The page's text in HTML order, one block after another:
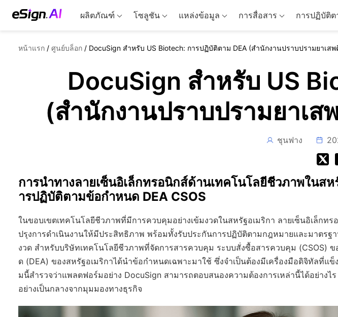
ผลิตภัณฑ์ โซลูชัน แหล่งข้อมูล การสื่อสาร การปฏิบัติ
หน้าแรก / ศูนย์บล็อก / DocuSign สำหรับ US Biotech: การปฏิบัติตาม DEA (สำนักงานปราบปรามยาเสพ
DocuSign สำหรับ US
(สำนักงานปราบปรามยาเส
ชุนฟาง
การนำทางลายเซ็นอิเล็กทรอนิกส์ด้านเทคโนโลยีชีวภาพในสห
ารปฏิบัติตามข้อกำหนด DEA CSOS
ในขอบเขตเทคโนโลยีชีวภาพที่มีการควบคุมอย่างเข้มงวดในสหรัฐอเมริกา ลายเซ็นอิเล็กท
ปรุงการดำเนินงานให้มีประสิทธิภาพ พร้อมทั้งรับประกันการปฏิบัติตามกฎหมายและมาตรฐ
งวด สำหรับบริษัทเทคโนโลยีชีวภาพที่จัดการสารควบคุม ระบบสั่งซื้อสารควบคุม (CSOS) ข
ด (DEA) ของสหรัฐอเมริกาได้นำข้อกำหนดเฉพาะมาใช้ ซึ่งจำเป็นต้องมีเครื่องมือดิจิทัลที่แ
มนี้สำรวจว่าแพลตฟอร์มอย่าง DocuSign สามารถตอบสนองความต้องการเหล่านี้ได้อย่างไ
อย่างเป็นกลางจากมุมมองทางธุรกิจ